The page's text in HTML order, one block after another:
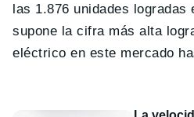
las 1.876 unidades logradas
supone la cifra más alta
eléctrico en este mercado